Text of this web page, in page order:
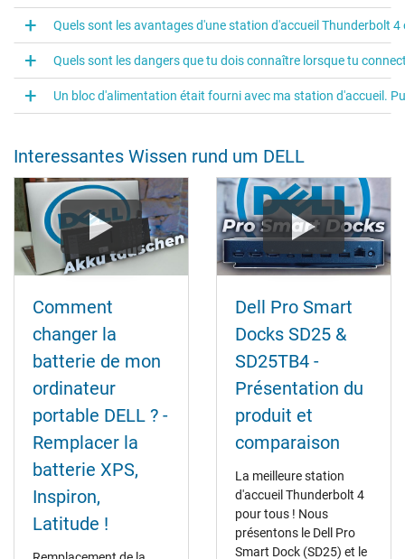
Quels sont les avantages d'une station d'accueil Thunderbolt
Quels sont les dangers que tu dois connaître lorsque tu
Un bloc d'alimentation était fourni avec ma station d'accueil.
Interessantes Wissen rund um DELL
Comment
changer la
batterie de mon
ordinateur
portable DELL ? -
Remplacer la
batterie XPS,
Inspiron,
Latitude !
Dell Pro Smart
Docks SD25 &
SD25TB4 -
Présentation du
produit et
comparaison
La meilleure station
d'accueil Thunderbolt 4
pour tous ! Nous
présentons le Dell Pro
Smart Dock (SD25) et le